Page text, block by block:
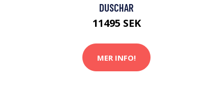
DUSCHAR
11495 SEK
MER INFO!